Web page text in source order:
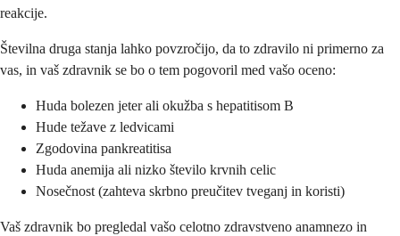
reakcije.
Številna druga stanja lahko povzročijo, da to zdravilo ni primerno za
vas, in vaš zdravnik se bo o tem pogovoril med vašo oceno:
Huda bolezen jeter ali okužba s hepatitisom B
Hude težave z ledvicami
Zgodovina pankreatitisa
Huda anemija ali nizko število krvnih celic
Nosečnost (zahteva skrbno preučitev tveganj in koristi)
Vaš zdravnik bo pregledal vašo celotno zdravstveno anamnezo in